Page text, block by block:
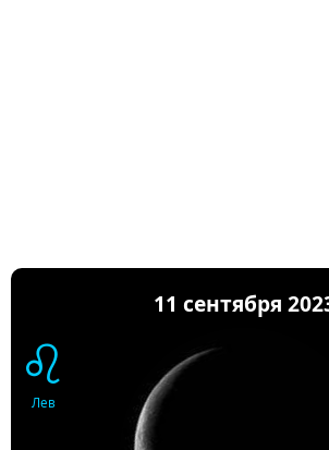
11 сентября
♌
Лев